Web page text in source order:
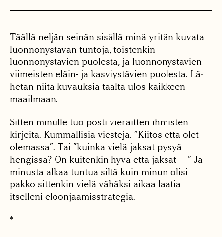
Täällä neljän seinän si­sällä minä yritän kuvata
luonnonystävän tuntoja, toistenkin
luonnonystävien puolesta, ja luonnonystä­vien
viimeisten eläin- ja kasviystävien puolesta. Lä­
hetän niitä kuvauksia tääl­tä ulos kaikkeen
maail­maan.
Sitten minulle tuo posti vieraitten ihmisten
kirjeitä. Kummallisia viestejä. ”Kii­tos että olet
olemassa”. Tai ”kuinka vielä jaksat pysyä
hengissä? On kuitenkin hy­vä että jaksat ––” Ja
mi­nusta alkaa tuntua siltä kuin minun olisi
pakko sit­tenkin vielä vähäksi aikaa laatia
itselleni eloonjäämisstrategia.
*